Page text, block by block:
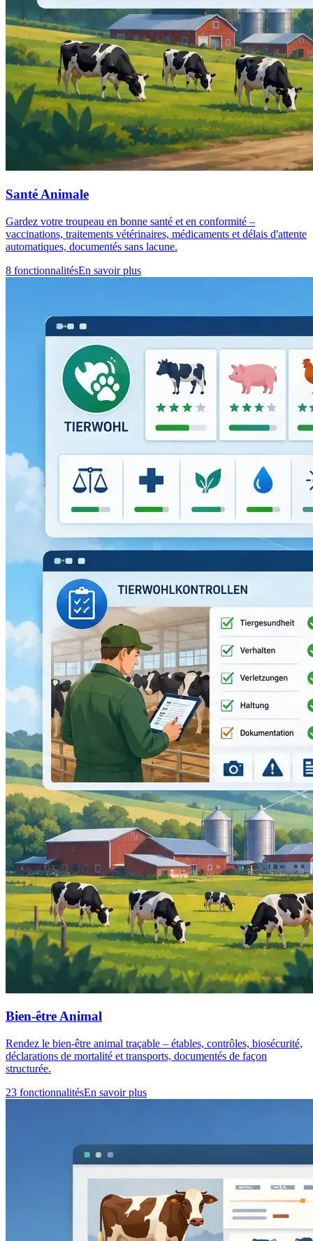
Santé Animale
Gardez votre troupeau en bonne santé et en conformité –
vaccinations, traitements vétérinaires, médicaments et délais d'attente
automatiques, documentés sans lacune.
8 fonctionnalitésEn savoir plus
Bien-être Animal
Rendez le bien-être animal traçable – étables, contrôles, biosécurité,
déclarations de mortalité et transports, documentés de façon
structurée.
23 fonctionnalitésEn savoir plus